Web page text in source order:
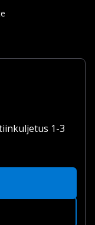
1-3